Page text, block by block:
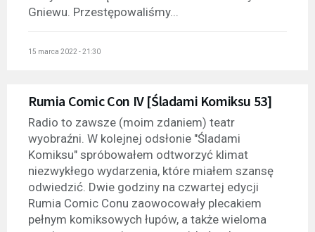
Gniewu. Przestępowaliśmy...
15 marca 2022 - 21:30
Rumia Comic Con IV [Śladami Komiksu 53]
Radio to zawsze (moim zdaniem) teatr
wyobraźni. W kolejnej odsłonie "Śladami
Komiksu" spróbowałem odtworzyć klimat
niezwykłego wydarzenia, które miałem szansę
odwiedzić. Dwie godziny na czwartej edycji
Rumia Comic Conu zaowocowały plecakiem
pełnym komiksowych łupów, a także wieloma